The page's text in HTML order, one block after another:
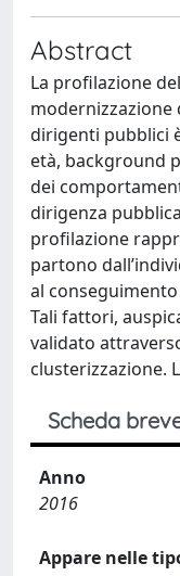
Abstract
La profilazione
modernizzazione
dirigenti pubblici
età, background
dei
dirigenza
profilazione
partono
al
Tali fattori,
validato
clusterizzazione.
Scheda
Anno
2016
Appare nelle